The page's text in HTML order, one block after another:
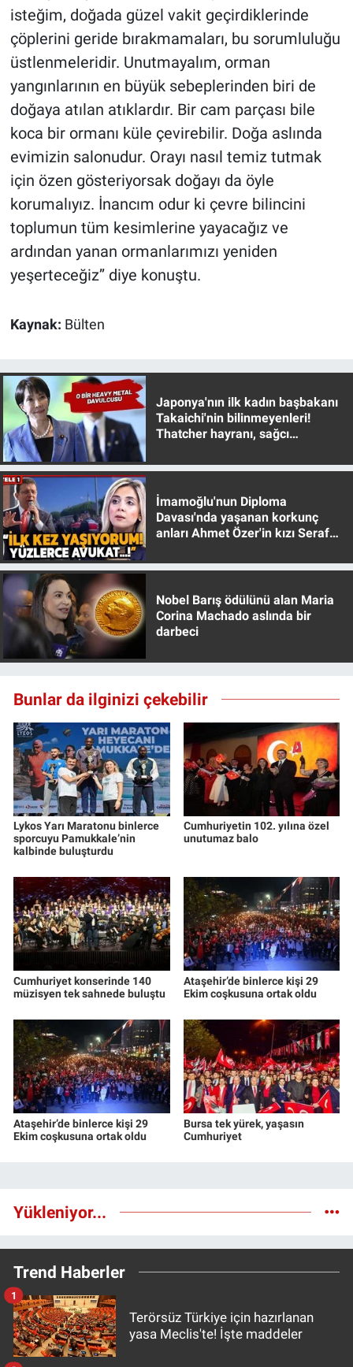
isteğim, doğada güzel vakit geçirdiklerinde
çöplerini geride bırakmamaları, bu sorumluluğu
üstlenmeleridir. Unutmayalım, orman
yangınlarının en büyük sebeplerinden biri de
doğaya atılan atıklardır. Bir cam parçası bile
koca bir ormanı küle çevirebilir. Doğa aslında
evimizin salonudur. Orayı nasıl temiz tutmak
için özen gösteriyorsak doğayı da öyle
korumalıyız. İnancım odur ki çevre bilincini
toplumun tüm kesimlerine yayacağız ve
ardından yanan ormanlarımızı yeniden
yeşerteceğiz’’ diye konuştu.
Kaynak: Bülten
Japonya'nın ilk kadın başbakanı
Takaichi'nin bilinmeyenleri!
Thatcher hayranı, sağcı
İmamoğlu'nun Diploma
Davası'nda yaşanan korkunç
anları Ahmet Özer'in kızı Seraf
Nobel Barış ödülünü alan Maria
Corina Machado aslında bir
darbeci
Bunlar da ilginizi çekebilir
Lykos Yarı Maratonu binlerce
sporcuyu Pamukkale’nin
kalbinde buluşturdu
Cumhuriyetin 102. yılına özel
unutumaz balo
Cumhuriyet konserinde 140
müzisyen tek sahnede buluştu
Ataşehir’de binlerce kişi 29
Ekim coşkusuna ortak oldu
Ataşehir’de binlerce kişi 29
Ekim coşkusuna ortak oldu
Bursa tek yürek, yaşasın
Cumhuriyet
Yükleniyor...
Trend Haberler
Terörsüz Türkiye için hazırlanan
yasa Meclis'te! İşte maddeler
1